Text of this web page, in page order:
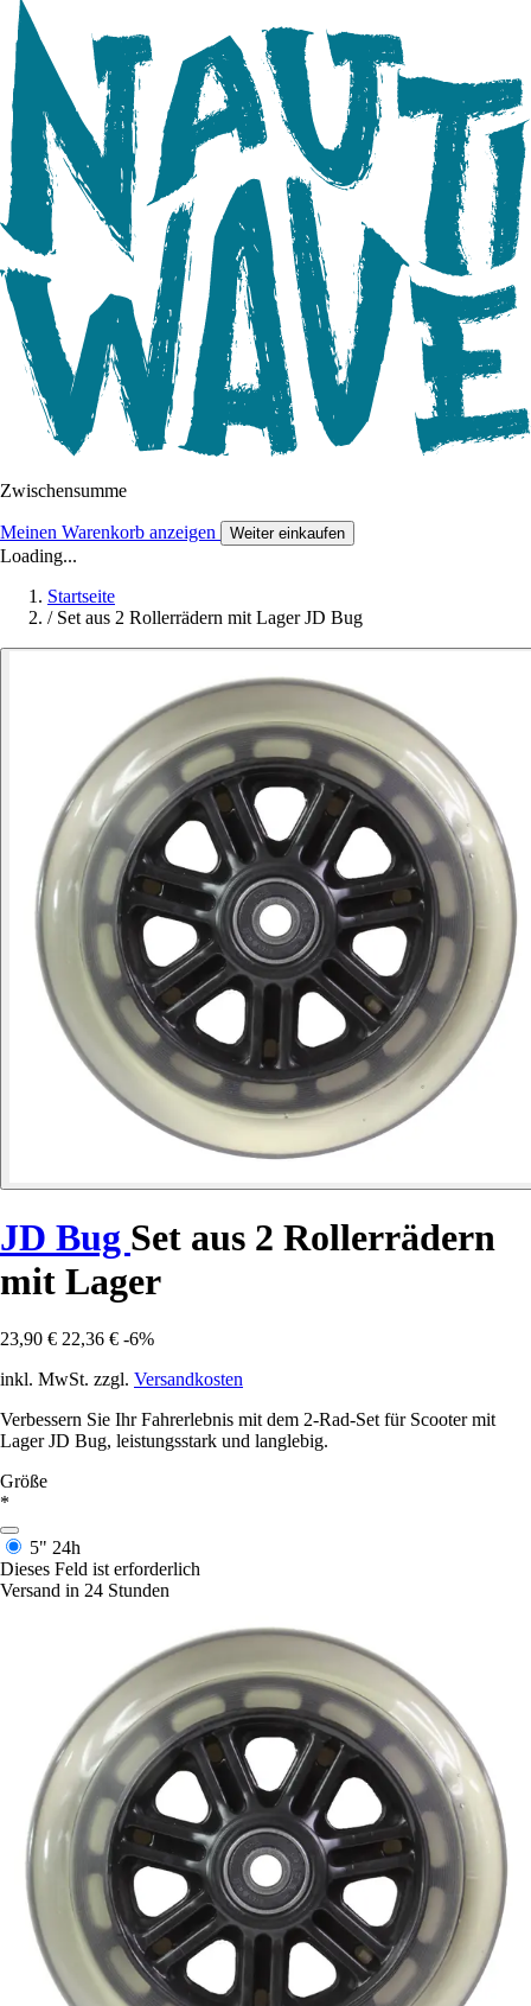
Zwischensumme
Meinen Warenkorb anzeigen Weiter einkaufen
Loading...
Startseite
/ Set aus 2 Rollerrädern mit Lager JD Bug
JD Bug Set aus 2 Rollerrädern
mit Lager
23,90 € 22,36 € -6%
inkl. MwSt. zzgl. Versandkosten
Verbessern Sie Ihr Fahrerlebnis mit dem 2-Rad-Set für Scooter mit
Lager JD Bug, leistungsstark und langlebig.
Größe
*
5" 24h
Dieses Feld ist erforderlich
Versand in 24 Stunden